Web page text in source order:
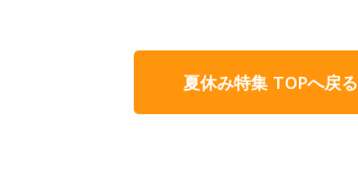
夏休み特集 TOPへ戻る